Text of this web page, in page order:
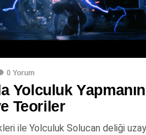
0 Yorum
Yolculuk
Teoriler
ile Yolculuk Solucan deliği